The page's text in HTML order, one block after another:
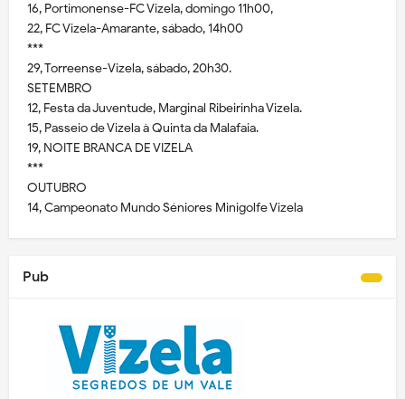
16, Portimonense-FC Vizela, domingo 11h00,
22, FC Vizela-Amarante, sábado, 14h00
***
29, Torreense-Vizela, sábado, 20h30.
SETEMBRO
12, Festa da Juventude, Marginal Ribeirinha Vizela.
15, Passeio de Vizela à Quinta da Malafaia.
19, NOITE BRANCA DE VIZELA
***
OUTUBRO
14, Campeonato Mundo Séniores Minigolfe Vizela
Pub